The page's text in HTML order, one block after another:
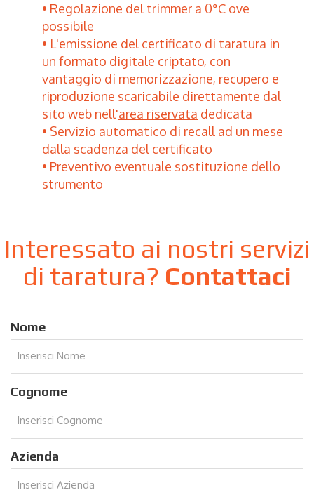
Regolazione del trimmer a 0°C ove
possibile
L'emissione del certificato di taratura in
un formato digitale criptato, con
vantaggio di memorizzazione, recupero e
riproduzione scaricabile direttamente dal
sito web nell'area riservata dedicata
Servizio automatico di recall ad un mese
dalla scadenza del certificato
Preventivo eventuale sostituzione dello
strumento
Interessato ai nostri servizi
di taratura? Contattaci
Nome
Cognome
Azienda